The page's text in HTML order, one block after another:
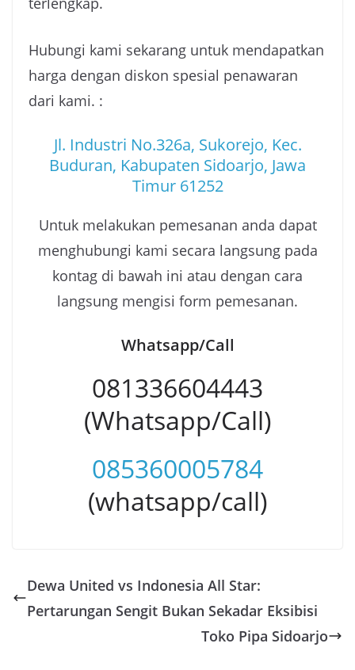
Hubungi kami sekarang untuk mendapatkan
harga dengan diskon spesial penawaran
dari kami. :
Jl. Industri No.326a, Sukorejo, Kec.
Buduran, Kabupaten Sidoarjo, Jawa
Timur 61252
Untuk melakukan pemesanan anda dapat
menghubungi kami secara langsung pada
kontag di bawah ini atau dengan cara
langsung mengisi form pemesanan.
Whatsapp/Call
081336604443
(Whatsapp/Call)
085360005784
(whatsapp/call)
Dewa United vs Indonesia All Star:
Pertarungan Sengit Bukan Sekadar Eksibisi
Toko Pipa Sidoarjo